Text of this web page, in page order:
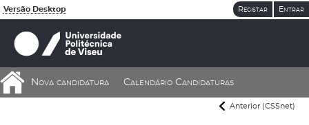
Versão Desktop Registar Entrar
Nova candidatura Calendário Candidaturas
Anterior (CSSnet)